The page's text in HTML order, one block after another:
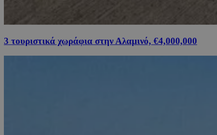
3 τουριστικά χωράφια στην Αλαμινό, €4,000,000